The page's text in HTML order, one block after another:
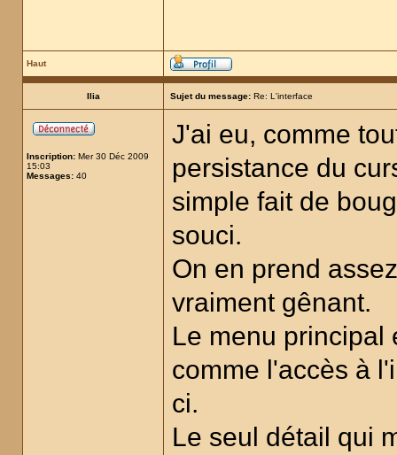
Haut
Ilia Sujet du message: Re: L'interface
Inscription: Mer 30 Déc 2009
15:03
Messages: 40
J'ai eu, comme
persistance du
simple fait de
souci.
On en prend
vraiment gênant.
Le menu principal
comme l'accès à
ci.
Le seul détail qui